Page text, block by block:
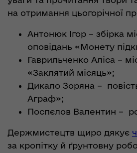
на отримання цьогорічної
Антонюк Ігор – збірка
оповідань «Монету
Гаврильченко Аліса –
«Заклятий місяць»;
Дикало Зоряна –
Аграф»;
Поспєлов Валентин –
Держмистецтв щиро дякує
за кропітку й ґрунтовну